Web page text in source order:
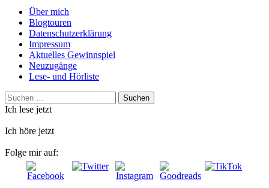
Über mich
Blogtouren
Datenschutzerklärung
Impressum
Aktuelles Gewinnspiel
Neuzugänge
Lese- und Hörliste
Suchen
nach:
Ich lese jetzt
Ich höre jetzt
Folge mir auf: